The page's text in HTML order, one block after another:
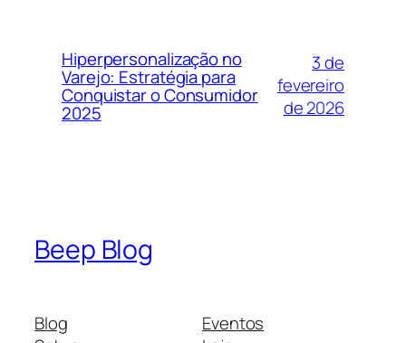
Hiperpersonalização no
Varejo: Estratégia para
Conquistar o Consumidor
2025
3 de
fevereiro
de 2026
Beep Blog
Blog
Eventos